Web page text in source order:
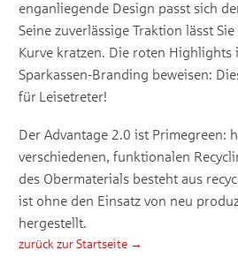
enganliegende Design passt sich
Seine zuverlässige Traktion lässt
Kurve kratzen. Die roten Highlights
Sparkassen-Branding beweisen:
für Leisetreter!
Der Advantage 2.0 ist Primegreen:
verschiedenen, funktionalen
des Obermaterials besteht aus
ist ohne den Einsatz von neu
hergestellt.
zurück zur Startseite →